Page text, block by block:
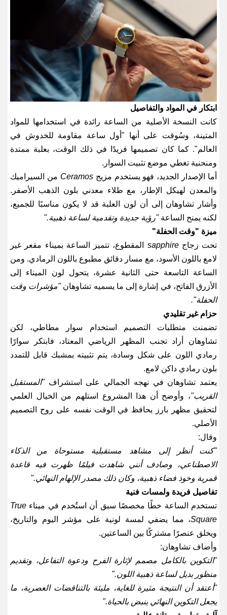
ابتكار في المواد والتفاصيل
كانت النسخة الأصلية من الساعة رائدة في استخدامها للمواد
المتينة، وسُوقت على أنها "أول ساعة مقاومة للخدوش في
العالم". كما كان تصميمها فريدًا في ذلك الوقت، بعلبة ممتدة
ومنحنية تغطي موضع تثبيت السوار .
أما الإصدار الجديد، فهو يستخدم مزيجCeramos من السيراميك
والمعدن لهيكل الإطار، مع طلاء معدني بلون الذهب الأصفر.
وأشار تشاوهان إلى أن لون العلبة قد لا يكون مناسبًا للجميع،
لكنه يمنح الساعة"رؤية جديدة وتقدمية لساعة ذهبية."
ميزة "وقت الحفلة"
تحت زجاجsapphire
المقطوع، تتميز الساعة بميناء مقعر غير
لامع باللون الأسود، مع مسار دقائق مطبوع باللون الرمادي. ومن
الساعة التاسعة حتى الثانية عشرة، يتحول لون الميناء إلى
الأزرق الفاتح، في إشارة إلى ما يسميه تشاوهان"مؤشرات وقت
الحفلة".
حزام غير تقليدي
تضمنت متطلبات التصميم استخدام سوار مطاطي، لكن
تشاوهان أراد تجنب المظهر الرياضي المعتاد، فابتكر سوارًا
رمادي اللون على شكل وسادة، يتم تثبيته بمشبك قابل للتمدد
بلون رمادي داكن لامع.
يعتمد تشاوهان في نهجه الجمالي على استشراف"المستقبل
القريب"، وأوضح أن هذا المشروع استلهم من الخيال العلمي
لتحقيق مظهر بارز يحافظ في الوقت نفسه على روح التصميم
الأصلي.
وقال:
"كنت أنظر إلى مشاهد مستقبلية مستوحاة من الذكاء
الاصطناعي، وصادف أنني شاهدت فيلمًا ظهرت فيه قاعدة
قمرية وخوذ فضاء ذهبية، وكان ذلك مصدر الإلهام النهائي."
تفاصيل فريدة ولمسات فنية
تستخدم الساعة خطًا مخصصًا سبق أن استُخدم في ميناء True
Square، مما يضفي لمسة لونية على مؤشر اليوم والتاريخ،
ويخلق عنصرًا مشتركًا بين الساعتين.
وأضاف تشاوهان:
"التكوين بالكامل مصمم لإثارة الفرح ودعوة التفاعل، وتقديم
منظور بديل لساعة ذهبية اللون."
"أعتقد أن النتيجة مثيرة للغاية، مليئة بالتناقضات العصرية، ما
يجعل التكوين النهائي ينبض بالحياة."